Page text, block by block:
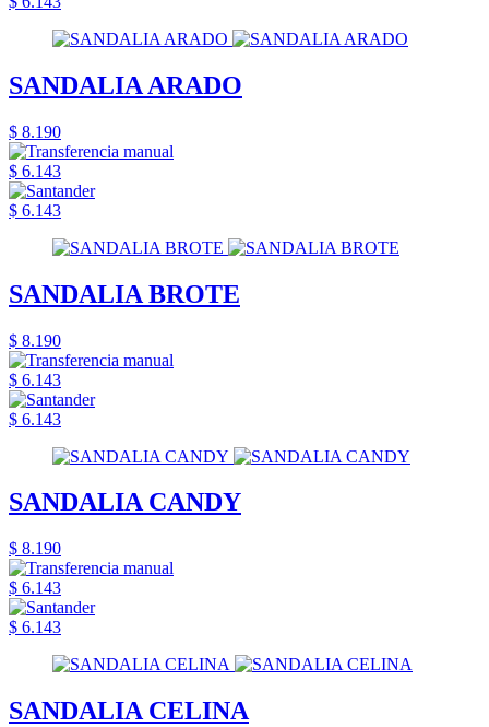
SANDALIA ARADO
$ 8.190
$ 6.143
$ 6.143
SANDALIA BROTE
$ 8.190
$ 6.143
$ 6.143
SANDALIA CANDY
$ 8.190
$ 6.143
$ 6.143
SANDALIA CELINA